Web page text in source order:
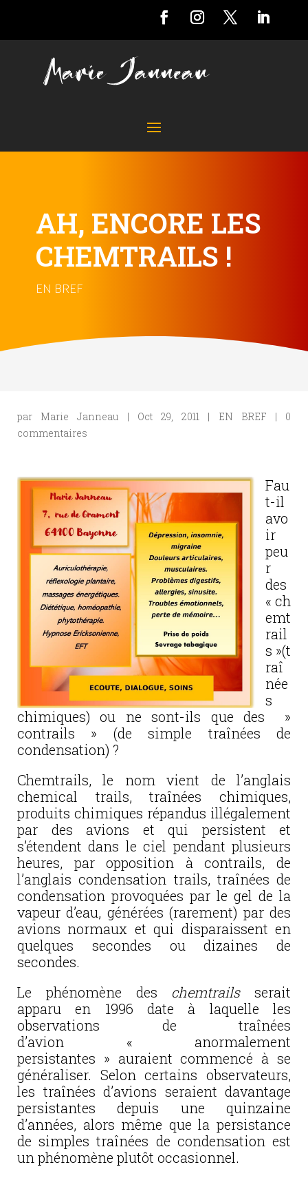
AH, ENCORE LES
CHEMTRAILS !
EN BREF
par Marie Janneau | Oct 29, 2011 | EN BREF | 0
commentaires
Fau
t-il
avo
ir
peu
r
des
« ch
emt
rail
s »(t
raî
née
s
chimiques) ou ne sont-ils que des »
contrails » (de simple traînées de
condensation) ?
Chemtrails, le nom vient de l’anglais
chemical trails, traînées chimiques,
produits chimiques répandus illégalement
par des avions et qui persistent et
s’étendent dans le ciel pendant plusieurs
heures, par opposition à contrails, de
l’anglais condensation trails, traînées de
condensation provoquées par le gel de la
vapeur d’eau, générées (rarement) par des
avions normaux et qui disparaissent en
quelques secondes ou dizaines de
secondes.
Le phénomène des chemtrailsserait
apparu en 1996 date à laquelle les
observations de traînées
d’avion « anormalement
persistantes » auraient commencé à se
généraliser. Selon certains observateurs,
les traînées d’avions seraient davantage
persistantes depuis une quinzaine
d’années, alors même que la persistance
de simples traînées de condensation est
un phénomène plutôt occasionnel.